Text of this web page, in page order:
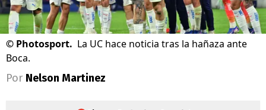
© Photosport. La UC hace noticia tras la hañaza ante
Boca.
Por Nelson Martinez